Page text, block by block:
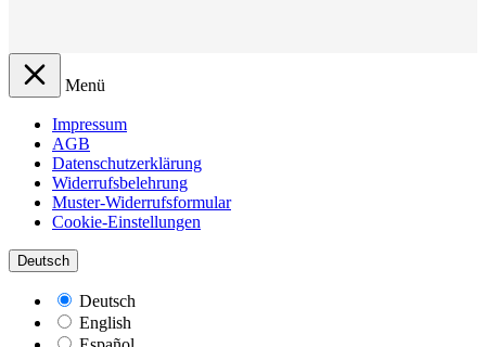
Menü
Impressum
AGB
Datenschutzerklärung
Widerrufsbelehrung
Muster-Widerrufsformular
Cookie-Einstellungen
Deutsch
Deutsch
English